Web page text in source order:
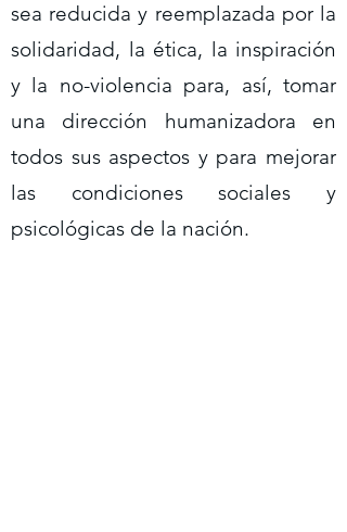
sea reducida y reemplazada por la
solidaridad, la ética, la inspiración
y la no-violencia para, así, tomar
una dirección humanizadora en
todos sus aspectos y para mejorar
las condiciones sociales y
psicológicas de la nación.